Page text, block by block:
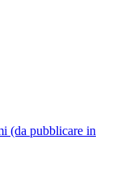
(da pubblicare in